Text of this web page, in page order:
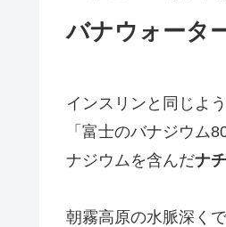
バナウォータ
インスリンと同じよ
「富士のバナジウム
ナジウムを含んだナ
朝霧高原の水脈深く